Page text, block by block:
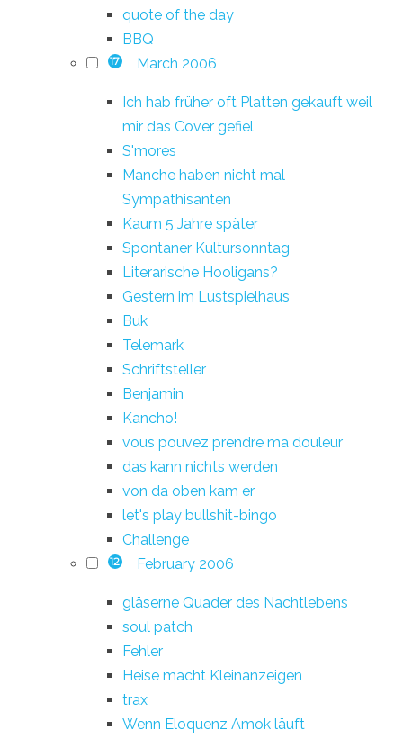
quote of the day
BBQ
17 March 2006
Ich hab früher oft Platten gekauft weil
mir das Cover gefiel
S'mores
Manche haben nicht mal
Sympathisanten
Kaum 5 Jahre später
Spontaner Kultursonntag
Literarische Hooligans?
Gestern im Lustspielhaus
Buk
Telemark
Schriftsteller
Benjamin
Kancho!
vous pouvez prendre ma douleur
das kann nichts werden
von da oben kam er
let's play bullshit-bingo
Challenge
12 February 2006
gläserne Quader des Nachtlebens
soul patch
Fehler
Heise macht Kleinanzeigen
trax
Wenn Eloquenz Amok läuft